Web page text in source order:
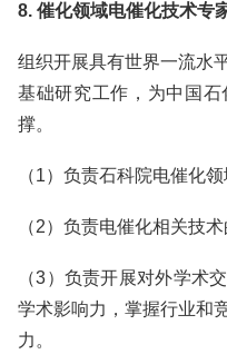
8. 催化领域电催化技术专
组织开展具有世界一流水
基础研究工作，为中国
撑。
（1）负责石科院电催化
（2）负责电催化相关技
（3）负责开展对外学术
学术影响力，掌握行业和
力。